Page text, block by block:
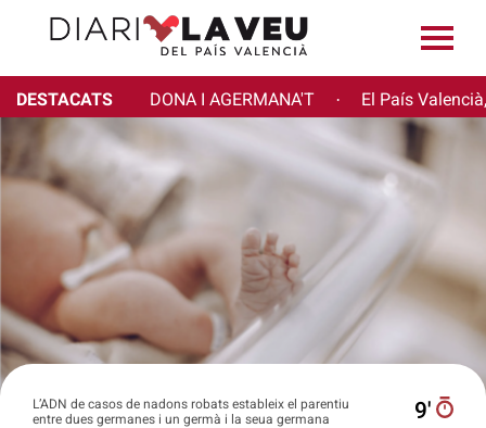
DESTACATS DONA I AGERMANA'T · El País
L’ADN de casos de nadons robats estableix el parentiu
entre dues germanes i un germà i la seua germana
9′